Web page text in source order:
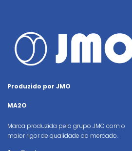
Produzido por JMO
MA2O
Marca produzida pelo grupo JMO com o
maior rigor de qualidade do mercado.